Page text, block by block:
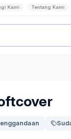
Kami Tentang Kami